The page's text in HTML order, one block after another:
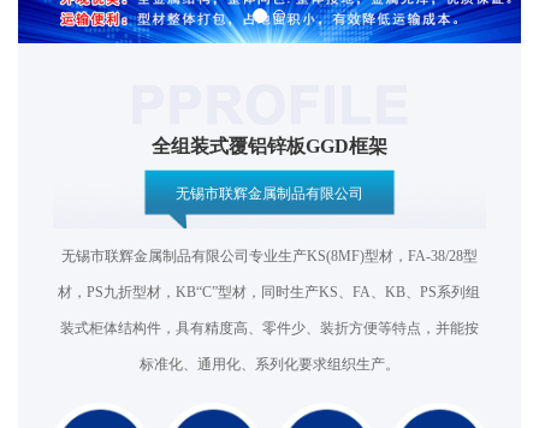
全组装式覆铝锌板GGD框架
无锡市联辉金属制品有限公司
无锡市联辉金属制品有限公司专业生产KS(8MF)型材，FA-38/28型
材，PS九折型材，KB“C”型材，同时生产KS、FA、KB、PS系列组
装式柜体结构件，具有精度高、零件少、装折方便等特点，并能按
标准化、通用化、系列化要求组织生产。